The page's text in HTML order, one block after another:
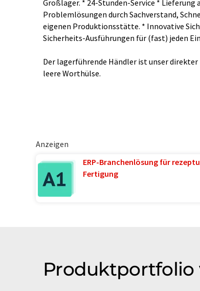
Großlager. * 24-Stunden-Service * Lieferung
Problemlösungen durch Sachverstand,
eigenen Produktionsstätte. * Innovative
Sicherheits-Ausführungen für (fast) jeden
Der lagerführende Händler ist unser
leere Worthülse.
Anzeigen
ERP-Branchenlösung für
Fertigung
Produktportfolio